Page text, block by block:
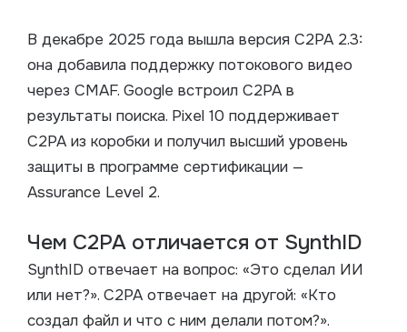
В декабре 2025 года вышла версия C2PA 2.3:
она добавила поддержку потокового видео
через CMAF. Google встроил C2PA в
результаты поиска. Pixel 10 поддерживает
C2PA из коробки и получил высший уровень
защиты в программе сертификации —
Assurance Level 2.
Чем C2PA отличается от SynthID
SynthID отвечает на вопрос: «Это сделал ИИ
или нет?». C2PA отвечает на другой: «Кто
создал файл и что с ним делали потом?».